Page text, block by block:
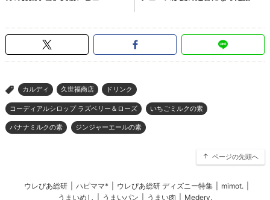
> カルディ 久世福商店 ドリンク
コーディアルシロップ ラズベリー＆ローズ いちごミルクの素
バナナミルクの素 ジンジャーエールの素
ページの先頭へ
ウレぴあ総研 ハピママ* ウレぴあ総研 ディズニー特集 mimot.
うまいめし
うまいパン うまい肉 Medery.